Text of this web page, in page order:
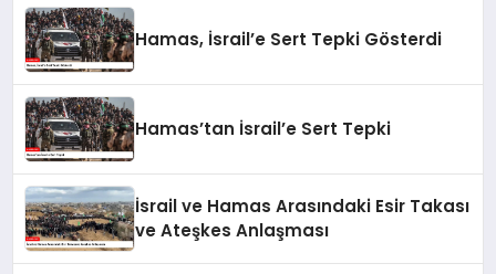
Hamas, İsrail’e Sert Tepki Gösterdi
Hamas’tan İsrail’e Sert Tepki
İsrail ve Hamas Arasındaki Esir Takası
ve Ateşkes Anlaşması